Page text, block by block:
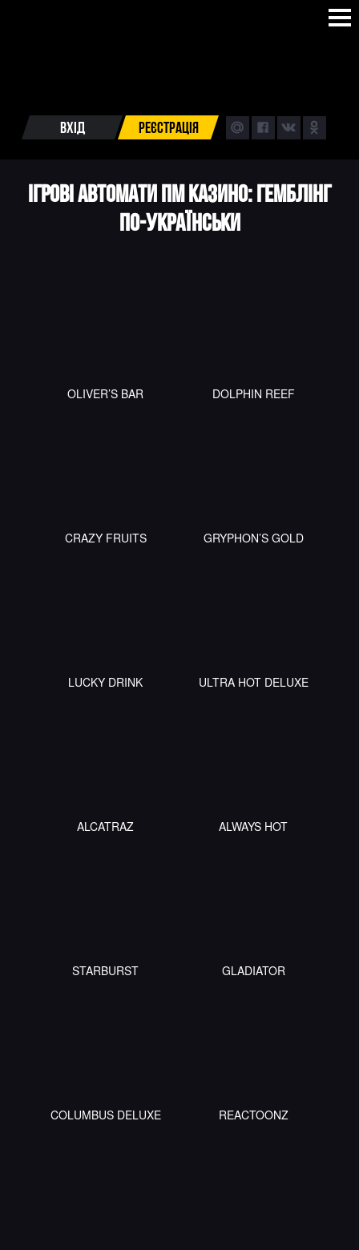
ВХІД РЕЄСТРАЦІЯ
ІГРОВІ АВТОМАТИ ПМ КАЗИНО: ГЕМБЛІНГ
ПО-УКРАЇНСЬКИ
OLIVER’S BAR DOLPHIN REEF
CRAZY FRUITS GRYPHON’S GOLD
LUCKY DRINK ULTRA HOT DELUXE
ALCATRAZ ALWAYS HOT
STARBURST GLADIATOR
COLUMBUS DELUXE REACTOONZ